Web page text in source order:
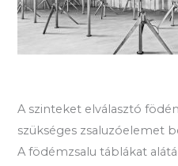
A szinteket elválasztó
szükséges zsaluzóelemet
A födémzsalu táblákat